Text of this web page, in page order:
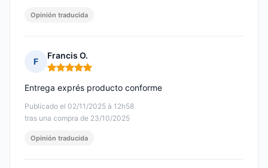
Opinión traducida
F
Francis O.
Nota: 5 de 5
Publicado el 02/11/2025 à 12h58
tras una compra de 23/10/2025
Entrega exprés producto conforme
Opinión traducida